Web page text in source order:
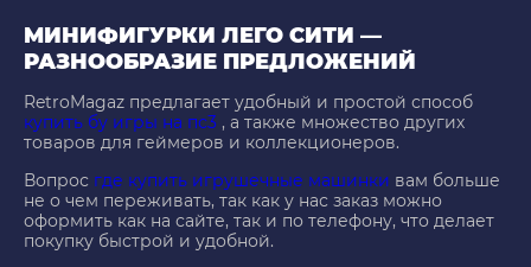
МИНИФИГУРКИ ЛЕГО СИТИ —
РАЗНООБРАЗИЕ ПРЕДЛОЖЕНИЙ
RetroMagaz предлагает удобный и простой способ
купить бу игры на пс3 , а также множество других
товаров для геймеров и коллекционеров.
Вопрос где купить игрушечные машинки вам больше
не о чем переживать, так как у нас заказ можно
оформить как на сайте, так и по телефону, что делает
покупку быстрой и удобной.